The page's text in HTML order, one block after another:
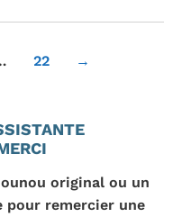
22 →
original ou un
pour remercier une